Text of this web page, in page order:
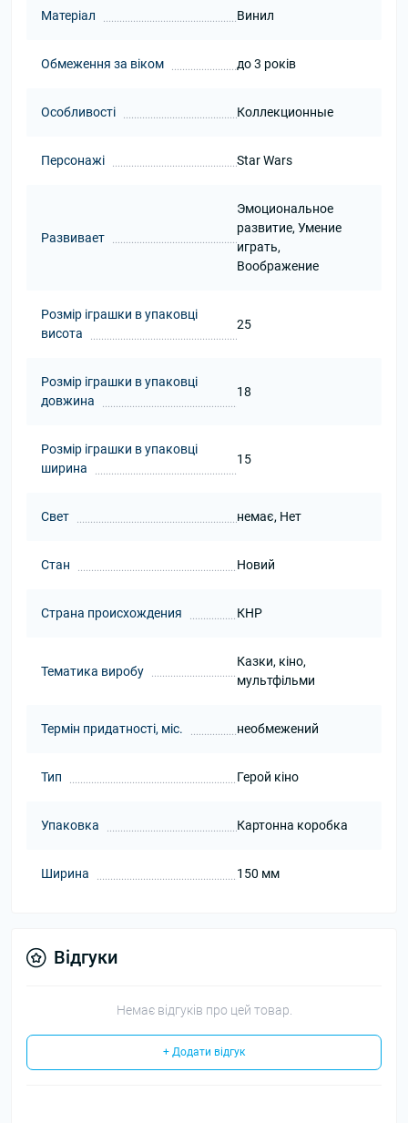
Матеріал Винил
Обмеження за віком до 3 років
Особливості Коллекционные
Персонажі Star Wars
Развивает
Эмоциональное
развитие, Умение
играть,
Воображение
Розмір іграшки в упаковці
висота
25
Розмір іграшки в упаковці
довжина
18
Розмір іграшки в упаковці
ширина
15
Свет немає, Нет
Стан Новий
Страна происхождения КНР
Тематика виробу
Казки, кіно,
мультфільми
Термін придатності, міс. необмежений
Тип Герой кіно
Упаковка Картонна коробка
Ширина 150 мм
Відгуки
Немає відгуків про цей товар.
+ Додати відгук